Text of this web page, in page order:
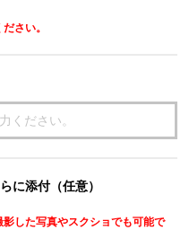
さい。
に添付（任意）
した写真やスクショでも可能で